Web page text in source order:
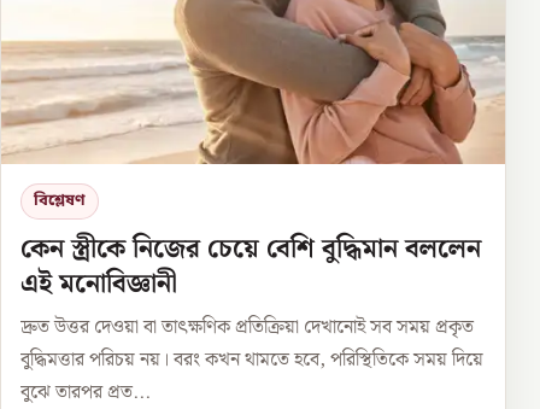
বিশ্লেষণ
কেন স্ত্রীকে নিজের চেয়ে বেশি বুদ্ধিমান বললেন
এই মনোবিজ্ঞানী
দ্রুত উত্তর দেওয়া বা তাৎক্ষণিক প্রতিক্রিয়া দেখানোই সব সময় প্রকৃত
বুদ্ধিমত্তার পরিচয় নয়। বরং কখন থামতে হবে, পরিস্থিতিকে সময় দিয়ে
বুঝে তারপর প্রত...